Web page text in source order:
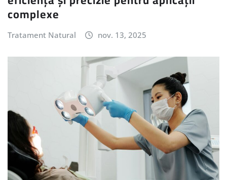
complexe
Tratament Natural nov. 13, 2025